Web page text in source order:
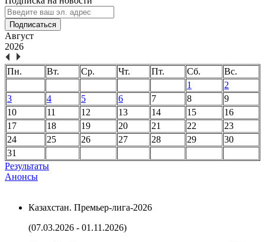
Подписаться
Август
2026
Пн. Вт. Ср. Чт. Пт. Сб.
Вс.
1
2
3
4 5 6 7 8
9
10
11 12 13 14 15
16
17
18 19 20 21 22
23
24
25 26 27 28 29
30
31
Результаты
Анонсы
Казахстан. Премьер-лига-2026
(07.03.2026 - 01.11.2026)